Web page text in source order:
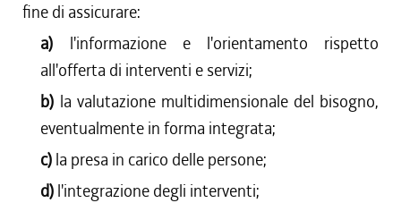
fine di assicurare:
a) l'informazione e l'orientamento rispetto
all'offerta di interventi e servizi;
b) la valutazione multidimensionale del bisogno,
eventualmente in forma integrata;
c) la presa in carico delle persone;
d) l'integrazione degli interventi;